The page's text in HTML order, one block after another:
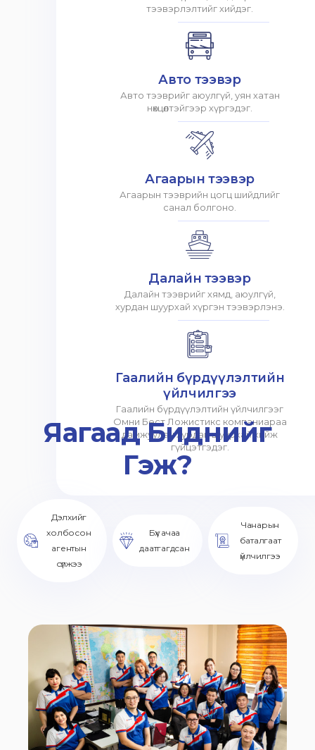
тээвэрлэлтийг хийдэг.
Авто тээвэр
Авто тээврийг аюулгүй, уян хатан
нөхцөлтэйгээр хүргэдэг.
Агаарын тээвэр
Агаарын тээврийн цогц шийдлийг
санал болгоно.
Далайн тээвэр
Далайн тээврийг хямд, аюулгүй,
хурдан шуурхай хүргэн тээвэрлэнэ.
Гаалийн бүрдүүлэлтийн
үйлчилгээ
Гаалийн бүрдүүлэлтийн үйлчилгээг
Омни Бест Ложистикс компаниараа
дамжуулан хурдан шуурхай хийж
гүйцэтгэдэг.
Яагаад Биднийг
Гэж?
Дэлхийг
холбосон
агентын
сүлжээ
Бүх ачаа
даатгагдсан
Чанарын
баталгаат
үйлчилгээ